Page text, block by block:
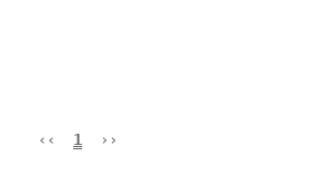
‹‹ 1 ››